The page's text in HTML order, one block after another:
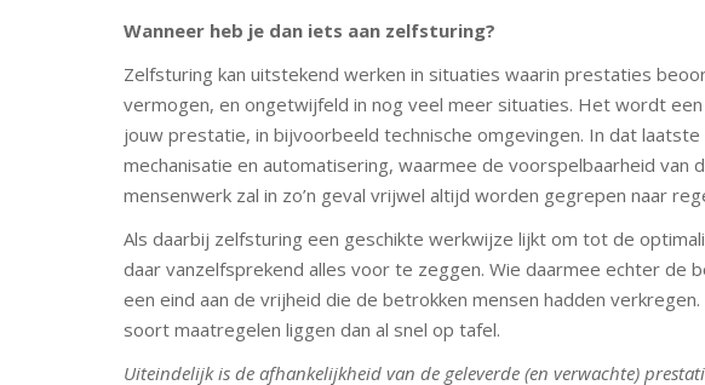
Wanneer heb je dan iets aan zelfsturing?
Zelfsturing kan uitstekend werken in situaties waarin prestaties
vermogen, en ongetwijfeld in nog veel meer situaties. Het wordt een
jouw prestatie, in bijvoorbeeld technische omgevingen. In dat
mechanisatie en automatisering, waarmee de voorspelbaarheid
mensenwerk zal in zo’n geval vrijwel altijd worden gegrepen naar
Als daarbij zelfsturing een geschikte werkwijze lijkt om tot de
daar vanzelfsprekend alles voor te zeggen. Wie daarmee echter de
een eind aan de vrijheid die de betrokken mensen hadden
soort maatregelen liggen dan al snel op tafel.
Uiteindelijk is de afhankelijkheid van de geleverde (en verwachte)